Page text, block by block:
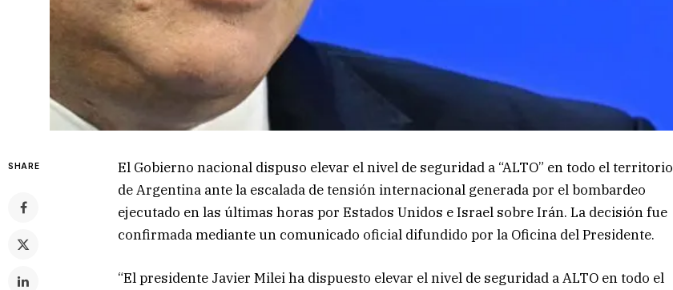
SHARE
El Gobierno nacional dispuso elevar el nivel de seguridad a “ALTO” en todo el territorio
de Argentina ante la escalada de tensión internacional generada por el bombardeo
ejecutado en las últimas horas por Estados Unidos e Israel sobre Irán. La decisión fue
confirmada mediante un comunicado oficial difundido por la Oficina del Presidente.
“El presidente Javier Milei ha dispuesto elevar el nivel de seguridad a ALTO en todo el